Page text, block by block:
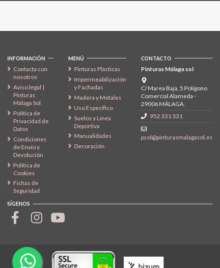
INFORMACIÓN
Contacta con
nosotros
Aviso legal |
Pinturas
Málaga Sol
Política de
Privacidad de
Datos
Condiciones
de Envío y
Devolución
Política de
Cookies
Fichas de
Seguridad
MENÚ
Pinturas Plásticas
Impermeabilización
y Fachadas
Madera y Metales
Uso Específico
Suelos y Línea
Deportiva
Manualidades
Decoración
CONTACTO
Pinturas Málaga sol
C/ Marea Baja, 5 Polígono
Comercial Alameda ·
29006 MÁLAGA.
952 331 331
psol@pinturasmalagasol.es
SÍGENOS